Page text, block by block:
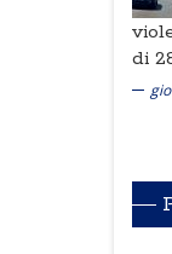
di